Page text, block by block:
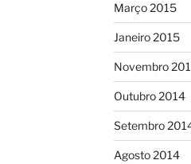
Março 2015
Janeiro 2015
Novembro
Outubro 2014
Setembro
Agosto 2014